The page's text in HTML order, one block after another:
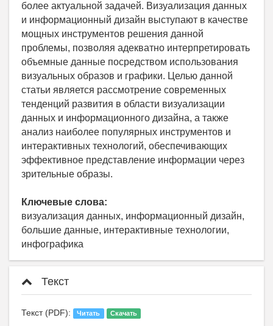
более актуальной задачей. Визуализация данных
и информационный дизайн выступают в качестве
мощных инструментов решения данной
проблемы, позволяя адекватно интерпретировать
объемные данные посредством использования
визуальных образов и графики. Целью данной
статьи является рассмотрение современных
тенденций развития в области визуализации
данных и информационного дизайна, а также
анализ наиболее популярных инструментов и
интерактивных технологий, обеспечивающих
эффективное представление информации через
зрительные образы.
Ключевые слова:
визуализация данных, информационный дизайн,
большие данные, интерактивные технологии,
инфографика
Текст
Текст (PDF): Читать Скачать